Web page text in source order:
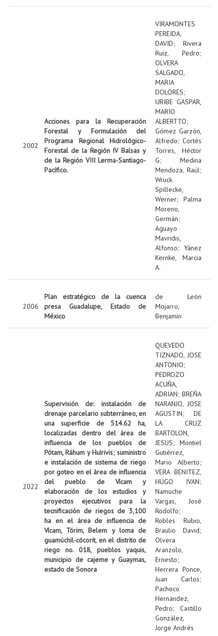
2002
Acciones para la Recuperación
Forestal y Formulación del
Programa Regional Hidrológico-
Forestal de la Región IV Balsas y
de la Región VIII Lerma-Santiago-
Pacífico.
VIRAMONTES
PEREIDA,
DAVID; Rivera
Ruiz, Pedro;
OLVERA
SALGADO,
MARIA
DOLORES;
URIBE GASPAR,
MARIO
ALBERTTO;
Gómez Garzón,
Alfredo; Cortés
Torres, Héctor
G; Medina
Mendoza, Raúl;
Wruck
Spillecke,
Werner; Palma
Moreno,
Germán;
Aguayo
Mavridis,
Alfonso; Yánez
Kernke, Marcia
A.
2006
Plan estratégico de la cuenca
presa Guadalupe, Estado de
México
de León
Mojarro,
Benjamín
2022
Supervisión de: instalación de
drenaje parcelario subterráneo, en
una superficie de 514.62 ha,
localizadas dentro del área de
influencia de los pueblos de
Pótam, Ráhum y Huírivis; suministro
e instalación de sistema de riego
por goteo en el área de influencia
del pueblo de Vícam y
elaboración de los estudios y
proyectos ejecutivos para la
tecnificación de riegos de 3,100
ha en el área de influencia de
Vícam, Tórim, Belem y loma de
guamúchil-cócorit, en el distrito de
riego no. 018, pueblos yaquis,
municipio de cajeme y Guaymas,
estado de Sonora
QUEVEDO
TIZNADO, JOSE
ANTONIO;
PEDROZO
ACUÑA,
ADRIAN; BREÑA
NARANJO, JOSE
AGUSTIN; DE
LA CRUZ
BARTOLON,
JESUS; Montiel
Gutiérrez,
Mario Alberto;
VERA BENITEZ,
HUGO IVAN;
Namuche
Vargas, José
Rodolfo;
Robles Rubio,
Braulio David;
Olvera
Aranzolo,
Ernesto;
Herrera Ponce,
Juan Carlos;
Pacheco
Hernández,
Pedro; Castillo
González,
Jorge Andrés